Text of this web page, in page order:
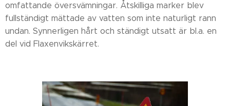
omfattande översvämningar. Åtskilliga marker blev
fullständigt mättade av vatten som inte naturligt rann
undan. Synnerligen hårt och ständigt utsatt är bl.a. en
del vid Flaxenvikskärret.